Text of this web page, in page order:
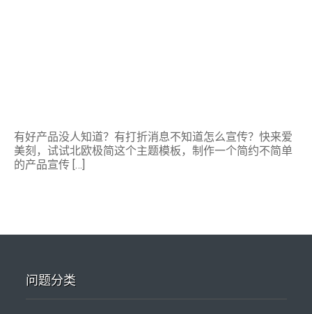
有好产品没人知道？有打折消息不知道怎么宣传？快来爱
美刻，试试北欧极简这个主题模板，制作一个简约不简单
的产品宣传 […]
问题分类